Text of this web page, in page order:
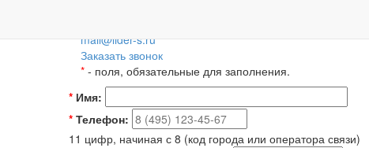
mail@lider-s.ru
Заказать звонок
* - поля, обязательные для заполнения.
* Имя:
* Телефон:
11 цифр, начиная с 8 (код города или оператора связи)